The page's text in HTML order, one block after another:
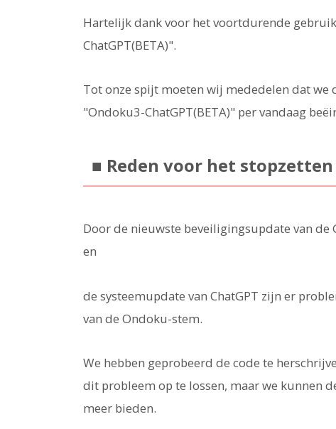
Hartelijk dank voor het voortdurende
ChatGPT(BETA)".
Tot onze spijt moeten wij mededelen dat we
"Ondoku3-ChatGPT(BETA)" per vandaag
■ Reden voor het
Door de nieuwste beveiligingsupdate van
en
de systeemupdate van ChatGPT zijn er
van de Ondoku-stem.
We hebben geprobeerd de code te
dit probleem op te lossen, maar we kunnen
meer bieden.